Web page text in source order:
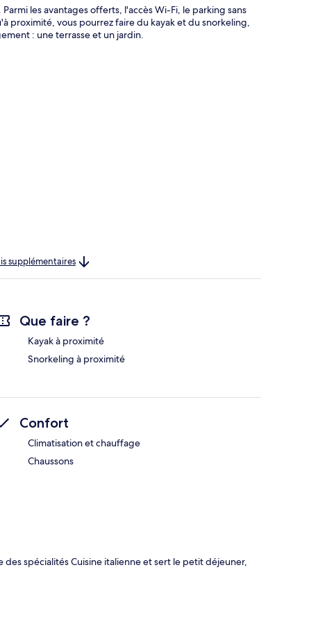
les avantages offerts, l'accès Wi-Fi, le parking sans
proximité, vous pourrez faire du kayak et du snorkeling,
: une terrasse et un jardin.
supplémentaires
Que faire ?
Kayak à proximité
Snorkeling à proximité
Confort
Climatisation et chauffage
Chaussons
spécialités Cuisine italienne et sert le petit déjeuner,